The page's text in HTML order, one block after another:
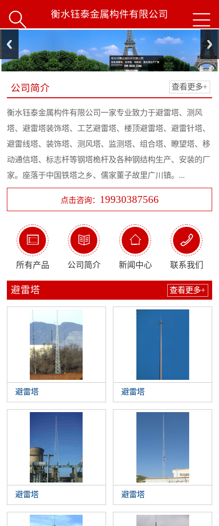

 衡水钰泰金属构件有限公司
公司简介 查看更多+
衡水钰泰金属构件有限公司一家专业致力于避雷塔、测风
塔、避雷塔装饰塔、工艺避雷塔、楼顶避雷塔、避雷针塔、
避雷线塔、装饰塔、测风塔、监测塔、组合塔、瞭望塔、移
动通信塔、标志杆等钢塔桅杆及各种钢结构生产、安装的厂
家。座落于中国铁塔之乡、儒家董子故里广川镇。...
点击咨询： 19930387566

所有产品

公司简介

新闻中心

联系我们
避雷塔 查看更多+
避雷塔 避雷塔
避雷塔 避雷塔